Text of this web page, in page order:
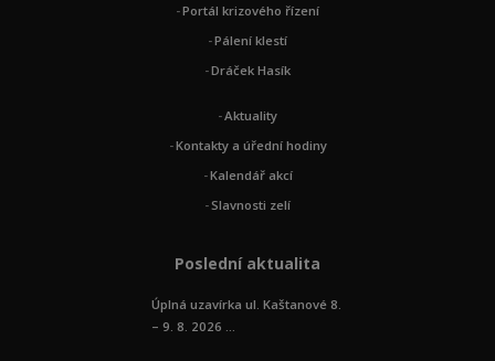
Portál krizového řízení
Pálení klestí
Dráček Hasík
Aktuality
Kontakty a úřední hodiny
Kalendář akcí
Slavnosti zelí
Poslední aktualita
Úplná uzavírka ul. Kaštanové 8.
– 9. 8. 2026 ...